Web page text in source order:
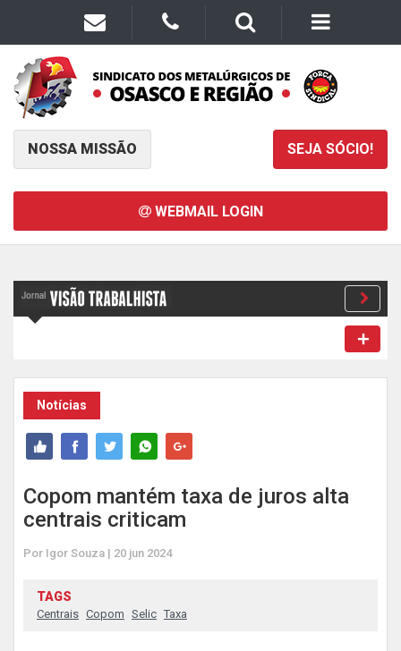
NOSSA MISSÃO SEJA SÓCIO!
WEBMAIL LOGIN
Notícias
Copom mantém taxa de juros alta
centrais criticam
Por Igor Souza | 20 jun 2024
TAGS
Centrais Copom Selic Taxa